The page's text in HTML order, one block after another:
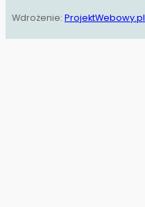
Wdrożenie: ProjektWebowy.pl